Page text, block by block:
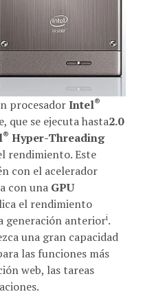
procesadorIntel®
que se ejecuta hasta2.0
® Hyper-Threading
rendimiento. Este
con el acelerador
con una GPU
el rendimiento
generación anteriori
una gran capacidad
las funciones más
web, las tareas